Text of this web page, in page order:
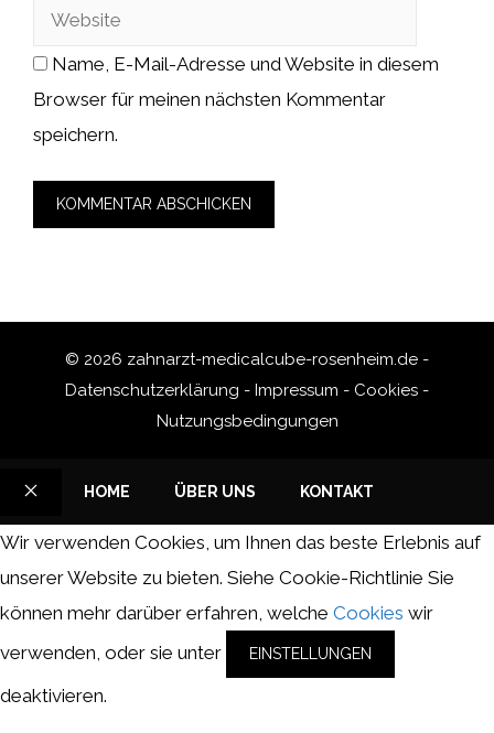
Name, E-Mail-Adresse und Website in diesem
Browser für meinen nächsten Kommentar
speichern.
© 2026 zahnarzt-medicalcube-rosenheim.de -
Datenschutzerklärung - Impressum - Cookies -
Nutzungsbedingungen
HOME ÜBER UNS KONTAKT
Wir verwenden Cookies, um Ihnen das beste Erlebnis auf
unserer Website zu bieten. Siehe Cookie-Richtlinie Sie
können mehr darüber erfahren, welche Cookies wir
verwenden, oder sie unter
EINSTELLUNGEN
deaktivieren.